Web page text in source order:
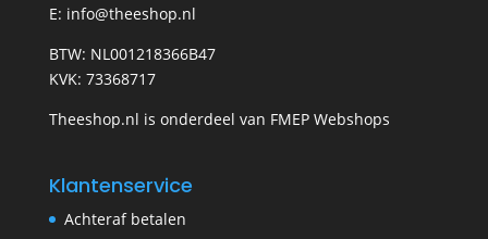
E: info@theeshop.nl
BTW: NL001218366B47
KVK: 73368717
Theeshop.nl is onderdeel van FMEP Webshops
Klantenservice
Achteraf betalen